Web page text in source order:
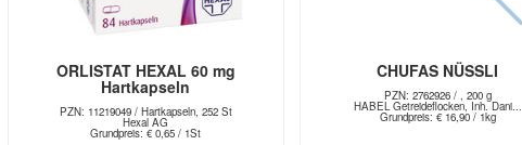
ORLISTAT HEXAL 60 mg
Hartkapseln
PZN: 11219049 / Hartkapseln, 252 St
Hexal AG
Grundpreis: € 0,65 / 1St
CHUFAS NÜSSLI
PZN: 2762926 / , 200 g
HABEL Getreideflocken, Inh. Dani...
Grundpreis: € 16,90 / 1kg